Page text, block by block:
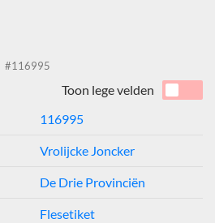
#116995
Toon lege velden
116995
Vrolijcke Joncker
De Drie Provinciën
Flesetiket